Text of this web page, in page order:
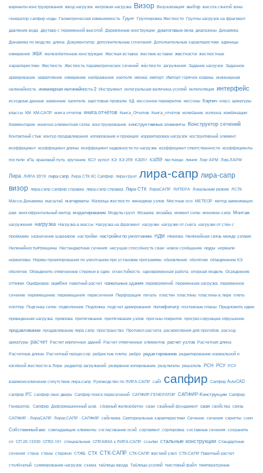
варианты конструирования ввод нагрузок ветровая нагрузка Визор Визуализация выбор высота сжатой зоны
генератор сапфир ноды Геометрическая изменяемость Грунт Группировка Жесткости Группы нагрузок на фрагмент
давление вода двутавр с переменной высотой Деревянные конструкции диалоговые окна диапазоны Динамика
Динамика по модулю длина Документатор дополнительные сочетания Дополнительные характеристики единицы
измерения ЖБК железобетонные конструкции Жесткая вставка жесткие вставки жесткости жесткостные
характеристики Жесткость Жесткость параметрических сечений жёсткости загружения Задание нагрузок Заданное
армирование закрепление измерение изображения изополя иконка импорт Импорт горячих клавиш инженерная
нелинейность инженерная нелинейность 2 Инструмент интегральная величина усилий интеполяция интерфейс
исходные данные каменные капитель карстовые провалы КД кессонное перекрытие кессоны Кирпич класс арматуры
классы КМ КМ-САПР книга отчетов книга отчётов Книга_Отчетов Книга_отчётов колебание колонна комбинации
Комментарии конечно-элементная сетка конструирование конструктивные элементы Конструктор сечений
Контактный стык контур продавливания копирование и проекция корректировка нагрузок коструктивный элемент
коэффициент коэффициент длины коэффициент надежности по нагрузке коэффициент ответственности коэффициенты
постели кПа крановый путь кручение КСУ купол КЭ КЭ 259 КЭ251 КЭ259 лестницы линия Лир-АРМ Лир-ЛАРМ
Лира ЛИРА 2019 лира сапр Лира СТК КС Сапфир лира-грунт лира-сапр лира-сапр
визор лира-сапр сапфир справка лира-сапр справка Лира-СТК ЛираСАПР ЛИТЕРА Локальным режим ЛСТК
Массы Динамика масштаб материалы Матрица жесткости менеджер узлов Местные оси МЕТЕОР метод заменяющих
рам многофронтальный метод моделирование Модуль-грунт Мозаика мозайка момент силы мономах-сапр Монтаж
нагружения нагрузка Нагрузка в массы Нагрузка на фрагмент нагрузки нагрузки от снега нагрузки от стен с
проёмами назначение шарниров настройки настройки по умолчанию НДМ Невязка Нелинейная связь между узлами
Нелинейность#трещины Нестандартные сечения несущая способность сваи новое сообщение ноды нормали
нормативы Нормы проектирования по умолчанию при установке программы обновление оболочки объединение КЭ
оболочек Объединить отмеченные стержни в один огнестойкость одновременная работа опорная модель Осреднение
оттяжки Оцифровка ошибки пакетный расчет панельные здания перевіряючий переменная нагрузка переменное
сечение перемещение перемещения пересечения Перфорация печать пластин пластины пластины в лире плеть
плоттер Подгонка сетки подколонник Подложка подсчет армирования полифильтр поэтажные планы Предложить идею
приведенная нагрузка привязка притягивание притягивание узлов прогоны покрытия прогрессирующее обрушение
продавливание продавливание лира сапр пространство Протокол расчета раскрепления для прогибов расход
арматуры расчет Расчет кирпичных зданий Расчет отмеченных элементов расчет узлов Расчетная длина
Расчетные длины Расчетный процессор ребристые плиты ребро редактирование редактирование нормальной и
изгибной жесткости в Лире редактор загружений резервное копирование результаты решатель РСН РСУ РСУ
взаимоисключения сопутствие лира-сапр Руководство по ЛИРА-САПР сайт сапфир Сапфир AutoCAD
сапфир IFC сапфир окно дверь Сапфир поиск пересечений САПФИР-ГЕНЕРАТОР САПФИР-Конструкции Сапфир.
Генератор. Сапфир. Деформационный шов. сборный железобетон сваи свайный фундамент свая свойства связь
САПФИР - ЛираСАПР. ЛирасСАПР - САПФИР сейсмика Секториальные характеристики Сечение сечения скрипты снип
Собственный вес совпадающие элементы согласование осей сортамент сортировка составные сечения сохранить
сп СП 20.13330 СП52-101 специальные СПРАВКА к ЛИРА-САПР ссылки стальные конструкции Стандартные
сечения стена стены стержни СТЖБ СТК СТК-САПР СТК-САПР жесткий узел СТК-САПР Пакетный расчет
столбчатый суммирование нагрузок схема таблицы ввода Таблицы усилий текстовый файл температурные